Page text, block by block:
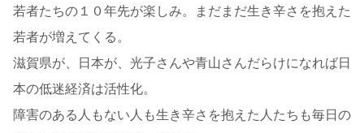
若者たちの１０年先が楽しみ。まだまだ生き辛さを抱えた
若者が増えてくる。
滋賀県が、日本が、光子さんや青山さんだらけになれば日
本の低迷経済は活性化。
障害のある人もない人も生き辛さを抱えた人たちも毎日の